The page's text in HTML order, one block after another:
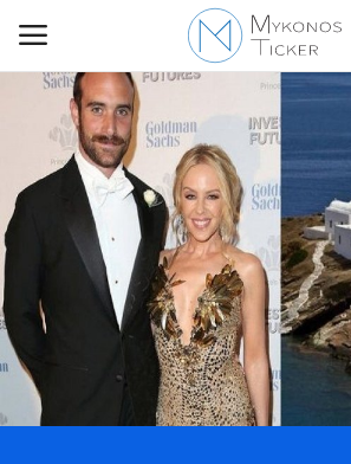
Contact Us
Politique
Business
Travel
World